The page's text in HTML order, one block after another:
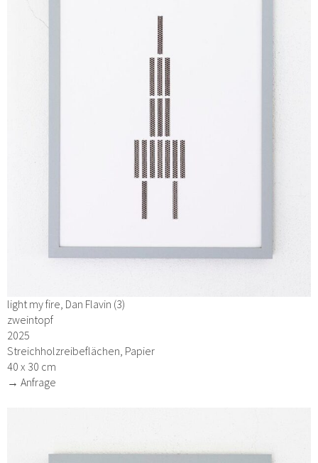
light my fire, Dan Flavin (3)
zweintopf
2025
Streichholzreibeflächen, Papier
40 x 30 cm
→ Anfrage